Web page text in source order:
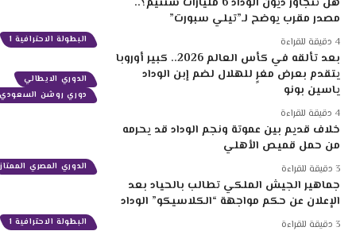
البطولة الاحترافية 1
مصدر مقرب يوضح لـ”تيلي سبورت”
الدوري الايطالي
دوري روشن السعودي
بعد تألقه في كأس العالم 2026.. كبير أوروبا
يتقدم بعرض مغرٍ للهلال لضم إبن الوداد
ياسين بونو
الدوري المصري الممتاز
خلاف قديم بين عموتة ونجم الوداد قد يحرمه
من حمل قميص الأهلي
البطولة الاحترافية 1
جماهير الجيش الملكي تطالب بالحياد بعد
الإعلان عن حكم مواجهة “الكلاسيكو” الوداد